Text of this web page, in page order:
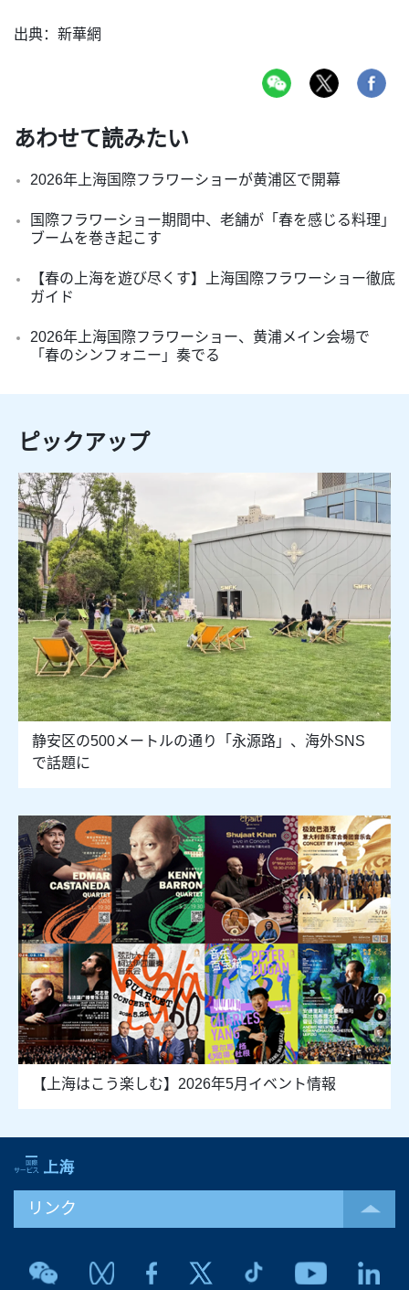
出典：新華網
あわせて読みたい
2026年上海国際フラワーショーが黄浦区で開幕
国際フラワーショー期間中、老舗が「春を感じる料理」
ブームを巻き起こす
【春の上海を遊び尽くす】上海国際フラワーショー徹底
ガイド
2026年上海国際フラワーショー、黄浦メイン会場で
「春のシンフォニー」奏でる
ピックアップ
静安区の500メートルの通り「永源路」、海外SNS
で話題に
【上海はこう楽しむ】2026年5月イベント情報
リンク